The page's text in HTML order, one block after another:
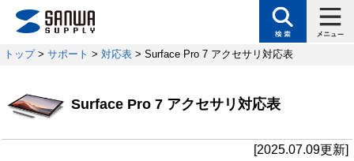
トップ> サポート > 対応表 > Surface Pro 7 アクセサリ対応表
Surface Pro 7 アクセサリ対応表
[2025.07.09更新]